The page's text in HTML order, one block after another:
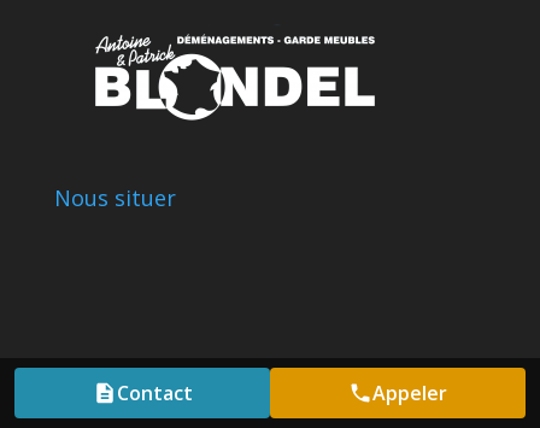
Nous situer
Contact Appeler